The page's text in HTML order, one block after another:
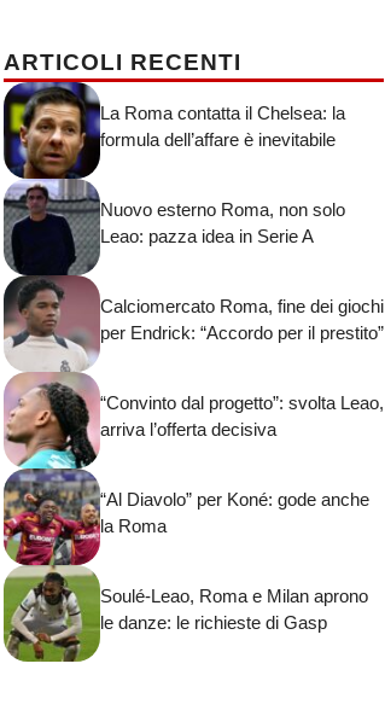
ARTICOLI RECENTI
La Roma contatta il Chelsea: la
formula dell’affare è inevitabile
Nuovo esterno Roma, non solo
Leao: pazza idea in Serie A
Calciomercato Roma, fine dei giochi
per Endrick: “Accordo per il prestito”
“Convinto dal progetto”: svolta Leao,
arriva l’offerta decisiva
“Al Diavolo” per Koné: gode anche
la Roma
Soulé-Leao, Roma e Milan aprono
le danze: le richieste di Gasp